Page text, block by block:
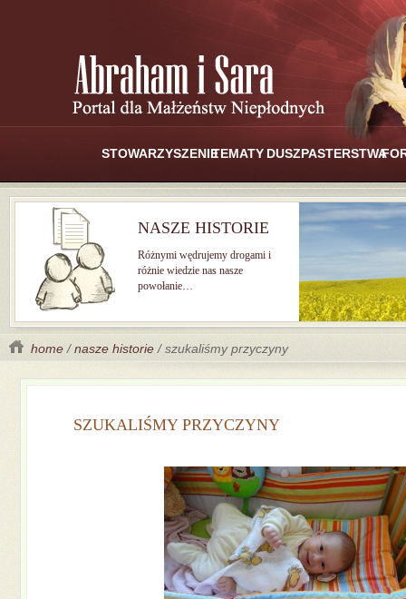
STOWARZYSZENIETEMATY DUSZPASTERSTWA
NASZE HISTORIE
Różnymi wędrujemy drogami i
różnie wiedzie nas nasze
powołanie…
home /nasze historie / szukaliśmy przyczyny
SZUKALIŚMY PRZYCZYNY